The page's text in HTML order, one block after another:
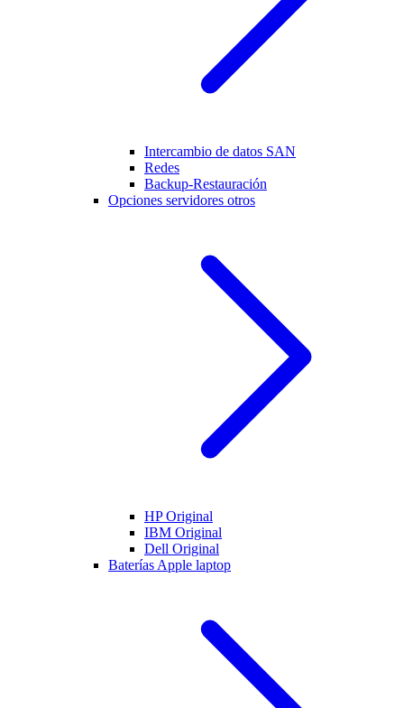
Intercambio de datos SAN
Redes
Backup-Restauración
Opciones servidores otros
HP Original
IBM Original
Dell Original
Baterías Apple laptop